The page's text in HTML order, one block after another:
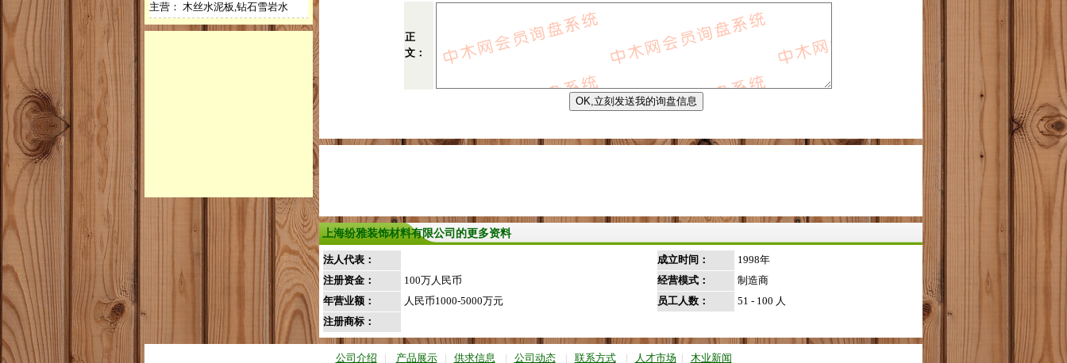
主营： 木丝水泥板,钻石雪岩水
正
文：
上海纷雅装饰材料有限公司的更多资料
法人代表： 成立时间：
1998年
注册资金：
100万人民币 经营模式：
制造商
年营业额：
人民币1000-5000万元 员工人数：
51 - 100 人
注册商标：
公司介绍 | 产品展示 | 供求信息 | 公司动态 | 联系方式 | 人才市场 | 木业新闻